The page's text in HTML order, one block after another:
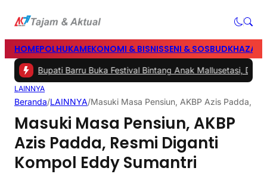
HOMEPOLHUKAMEKONOMI & BISNISSENI & SOSBUD
#3 - Bupati Barru Buka Festival Bintang Anak Mallusetasi, Dorong
LAINNYA
Beranda/LAINNYA/Masuki Masa Pensiun, AKBP Azis Padda,
Masuki Masa Pensiun, AKBP
Azis Padda, Resmi Diganti
Kompol Eddy Sumantri